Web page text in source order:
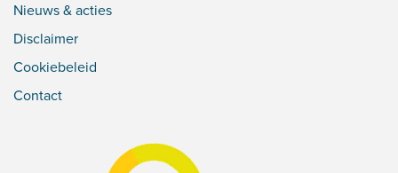
Nieuws & acties
Disclaimer
Cookiebeleid
Contact